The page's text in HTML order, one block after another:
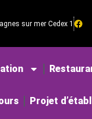
sur mer Cedex 1
Projet